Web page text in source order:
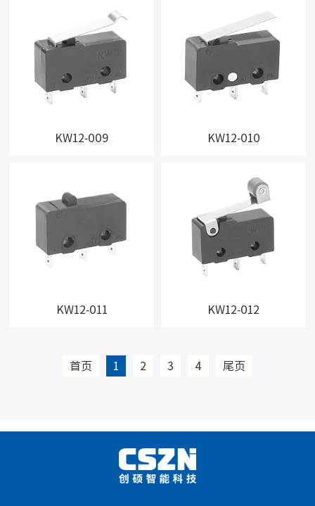
KW12-009 KW12-010
KW12-011 KW12-012
首页 1 2 3 4 尾页